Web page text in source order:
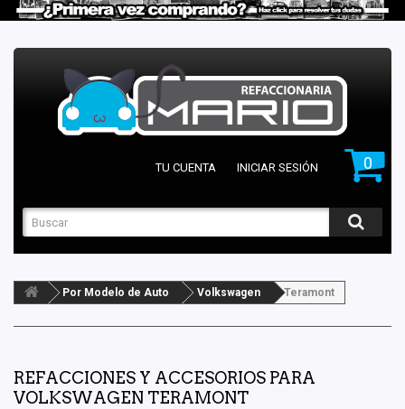
0
TU CUENTA INICIAR SESIÓN
Por Modelo de Auto Volkswagen Teramont
REFACCIONES Y ACCESORIOS PARA
VOLKSWAGEN TERAMONT